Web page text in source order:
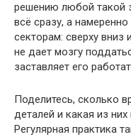
решению любой такой
всё сразу, а
секторам: сверху вниз
не дает мозгу
заставляет его
Поделитесь, сколько
деталей и какая из
Регулярная практика